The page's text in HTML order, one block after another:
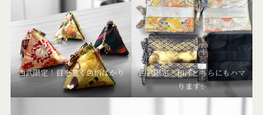
西武限定！目を惹く色柄ばかり
❤️
西武限定！和洋どちらにもハマ
ります✨